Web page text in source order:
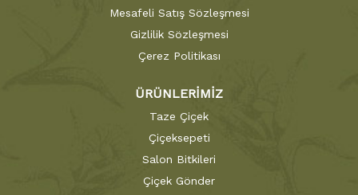
Mesafeli Satış Sözleşmesi
Gizlilik Sözleşmesi
Çerez Politikası
ÜRÜNLERİMİZ
Taze Çiçek
Çiçeksepeti
Salon Bitkileri
Çiçek Gönder